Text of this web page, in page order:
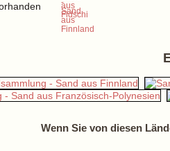
Wenn Sie von diesen